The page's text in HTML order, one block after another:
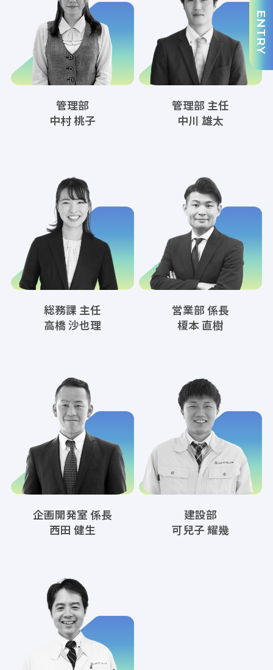
管理部
中村 桃子
管理部 主任
中川 雄太
総務課 主任
高橋 沙也理
営業部 係長
榎本 直樹
企画開発室 係長
西田 健生
建設部
可兒子 耀幾
ENTRY